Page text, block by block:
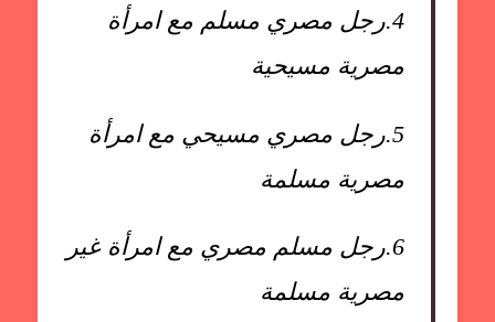
4. رجل مصري مسلم مع امرأة
مصرية مسيحية
5. رجل مصري مسيحي مع امرأة
مصرية مسلمة
6. رجل مسلم مصري مع امرأة غير
مصرية مسلمة